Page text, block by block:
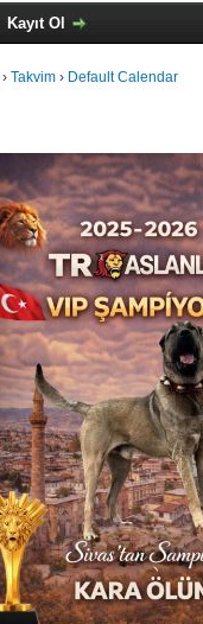
Kayıt Ol
› Takvim › Default Calendar